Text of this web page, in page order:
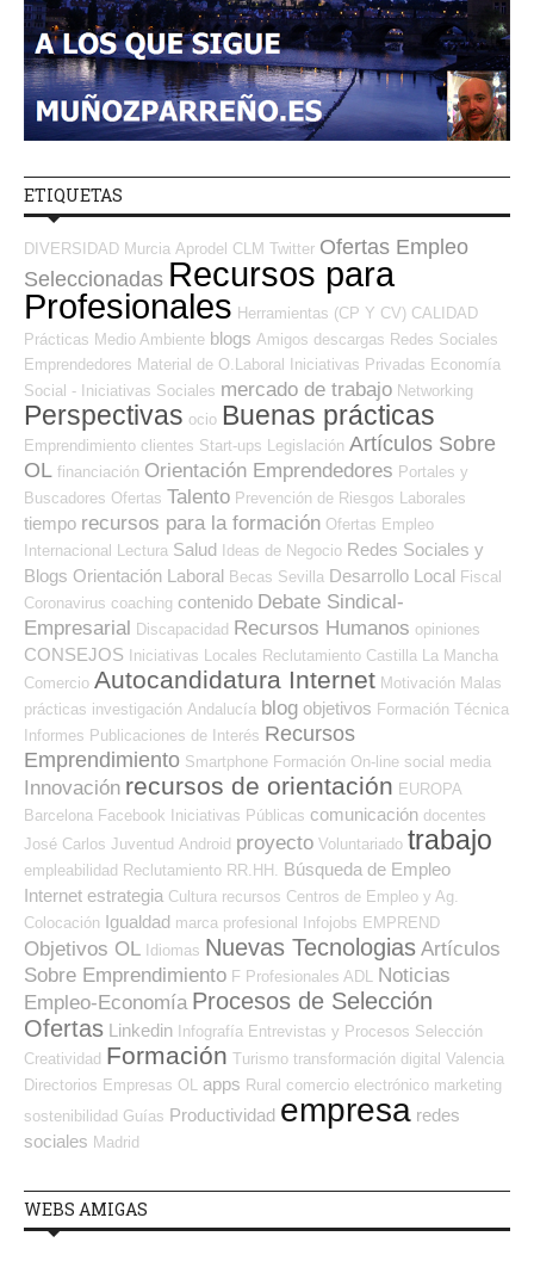
ETIQUETAS
DIVERSIDAD Murcia Aprodel CLM Twitter Ofertas Empleo
Seleccionadas Recursos para
Profesionales Herramientas (CP Y CV) CALIDAD
Prácticas Medio Ambiente blogs Amigos descargas Redes Sociales
Emprendedores Material de O.Laboral Iniciativas Privadas Economía
Social - Iniciativas Sociales mercado de trabajo Networking
Perspectivas ocio Buenas prácticas
Emprendimiento clientes Start-ups Legislación Artículos Sobre
OL financiación Orientación Emprendedores Portales y
Buscadores Ofertas Talento Prevención de Riesgos Laborales
tiempo recursos para la formación Ofertas Empleo
Internacional Lectura Salud Ideas de Negocio Redes Sociales y
Blogs Orientación Laboral Becas Sevilla Desarrollo Local Fiscal
Coronavirus coaching contenido Debate Sindical-
Empresarial Discapacidad Recursos Humanos opiniones
CONSEJOS Iniciativas Locales Reclutamiento Castilla La Mancha
Comercio Autocandidatura Internet Motivación Malas
prácticas investigación Andalucía blog objetivos Formación Técnica
Informes Publicaciones de Interés Recursos
Emprendimiento Smartphone Formación On-line social media
Innovación recursos de orientación EUROPA
Barcelona Facebook Iniciativas Públicas comunicación docentes
José Carlos Juventud Android proyecto Voluntariado trabajo
empleabilidad Reclutamiento RR.HH.
Búsqueda de Empleo
Internet estrategia Cultura recursos Centros de Empleo y Ag.
Colocación Igualdad marca profesional Infojobs EMPREND
Objetivos OL Idiomas Nuevas Tecnologias Artículos
Sobre Emprendimiento F Profesionales ADL
Noticias
Empleo-Economía Procesos de Selección
Ofertas Linkedin Infografía Entrevistas y Procesos Selección
Creatividad Formación Turismo transformación digital Valencia
Directorios Empresas OL
apps Rural comercio electrónico marketing
sostenibilidad Guías Productividad empresa redes
sociales Madrid
WEBS AMIGAS